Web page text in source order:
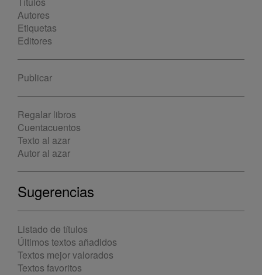
Autores
Etiquetas
Editores
Publicar
Regalar libros
Cuentacuentos
Texto al azar
Autor al azar
Sugerencias
Listado de títulos
Últimos textos añadidos
Textos mejor valorados
Textos favoritos